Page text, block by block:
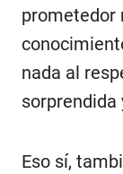
prometedor
nada al
sorprendida
Eso sí,